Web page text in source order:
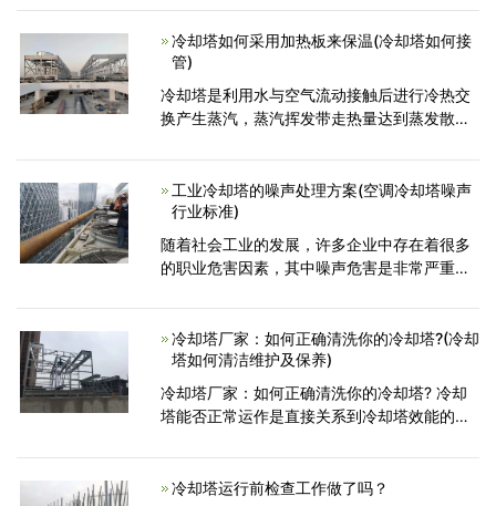
色机、振动筛、吸料机以及中央供料系统和冷
库工程、
冷却塔如何采用加热板来保温(冷却塔如何接
管)
冷却塔是利用水与空气流动接触后进行冷热交
换产生蒸汽，蒸汽挥发带走热量达到蒸发散
或制冷空调中产生的余热来降低水温的蒸发散
热装置。下面看
工业冷却塔的噪声处理方案(空调冷却塔噪声
行业标准)
随着社会工业的发展，许多企业中存在着很多
的职业危害因素，其中噪声危害是非常严重
者的身体健康，对噪声进行处理是十分必要
的。工业冷却塔的噪声一
冷却塔厂家：如何正确清洗你的冷却塔?(冷却
塔如何清洁维护及保养)
冷却塔厂家：如何正确清洗你的冷却塔? 冷却
塔能否正常运作是直接关系到冷却塔效能的基
各个部位容易结垢，特别是内部和布水管装置
的定期清洗尤为重要
冷却塔运行前检查工作做了吗？